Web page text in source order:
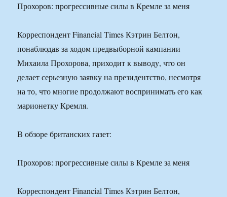
Прохоров: прогрессивные силы в Кремле за меня
Корреспондент Financial Times Кэтрин Белтон,
понаблюдав за ходом предвыборной кампании
Михаила Прохорова, приходит к выводу, что он
делает серьезную заявку на президентство, несмотря
на то, что многие продолжают воспринимать его как
марионетку Кремля.
В обзоре британских газет:
Прохоров: прогрессивные силы в Кремле за меня
Корреспондент Financial Times Кэтрин Белтон,